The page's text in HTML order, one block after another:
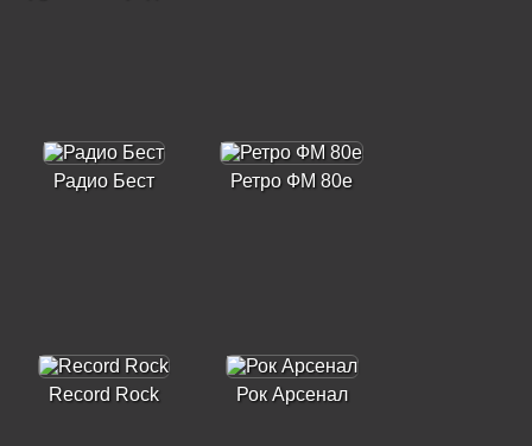
Радио Бест Ретро ФМ 80е
Record Rock Рок Арсенал